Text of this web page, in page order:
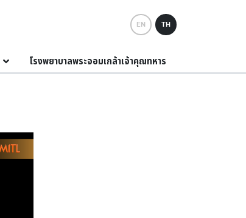
EN TH
โรงพยาบาลพระจอมเกล้าเจ้าคุณทหาร